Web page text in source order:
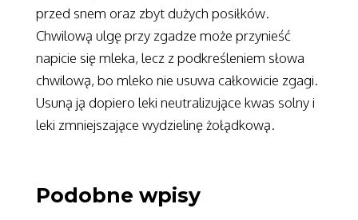
przed snem oraz zbyt dużych posiłków.
Chwilową ulgę przy zgadze może przynieść
napicie się mleka, lecz z podkreśleniem słowa
chwilową, bo mleko nie usuwa całkowicie zgagi.
Usuną ją dopiero leki neutralizujące kwas solny i
leki zmniejszające wydzielinę żołądkową.
Podobne wpisy